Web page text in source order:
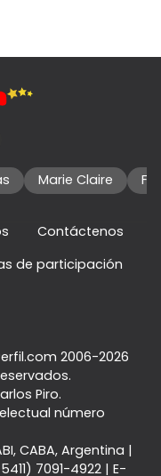
Marie Claire
Contáctenos
de participación
2006-2026
Piro.
número
, CABA, Argentina |
7091-4922| E-